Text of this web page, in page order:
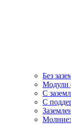
Без
Модули
С
С